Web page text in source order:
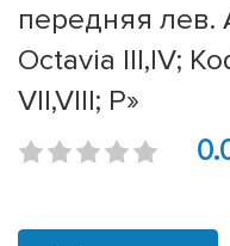
передняя лев.
Octavia III,IV;
VII,VIII; P»